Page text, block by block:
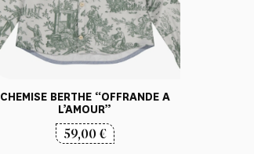
CHEMISE BERTHE “OFFRANDE A
L’AMOUR”
59,00€